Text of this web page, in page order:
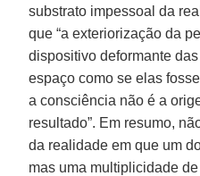
substrato impessoal da
que “a exteriorização da
dispositivo deformante
espaço como se elas
a consciência não é a
resultado”. Em resumo,
da realidade em que um
mas uma multiplicidade